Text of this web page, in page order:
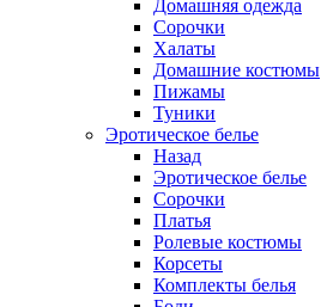
Домашняя одежда
Сорочки
Халаты
Домашние костюмы
Пижамы
Туники
Эротическое белье
Назад
Эротическое белье
Сорочки
Платья
Ролевые костюмы
Корсеты
Комплекты белья